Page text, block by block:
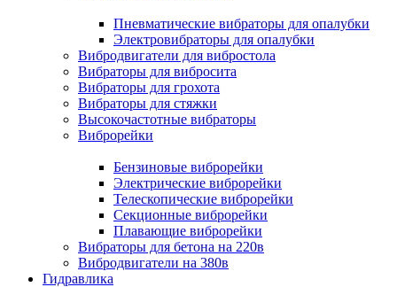
Пневматические вибраторы для опалубки
Электровибраторы для опалубки
Вибродвигатели для вибростола
Вибраторы для вибросита
Вибраторы для грохота
Вибраторы для стяжки
Высокочастотные вибраторы
Виброрейки
Бензиновые виброрейки
Электрические виброрейки
Телескопические виброрейки
Секционные виброрейки
Плавающие виброрейки
Вибраторы для бетона на 220в
Вибродвигатели на 380в
Гидравлика